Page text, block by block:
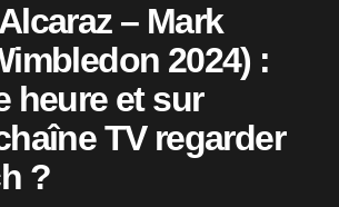
– Mark
2024) :
heure et sur
TV regarder
?